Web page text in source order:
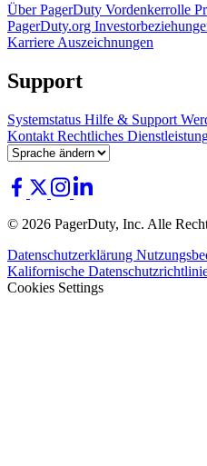
Über PagerDuty Vordenkerrolle
PagerDuty.org
Karriere Auszeichnungen
Support
Systemstatus Hilfe & Support
Kontakt Rechtliches
© 2026 PagerDuty, Inc. Alle
Datenschutzerklärung
Kalifornische
Cookies Settings